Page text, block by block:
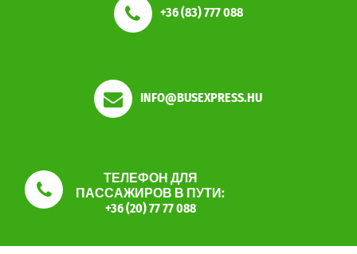
+36 (83) 777 088
INFO@BUSEXPRESS.HU
ТЕЛЕФОН ДЛЯ
ПАССАЖИРОВ В ПУТИ:
+36 (20) 77 77 088